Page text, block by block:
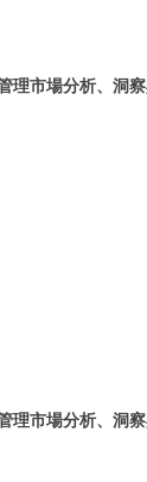
理市場分析、洞
理市場分析、洞